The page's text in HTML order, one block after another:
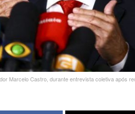
Marcelo Castro, durante entrevista coletiva após